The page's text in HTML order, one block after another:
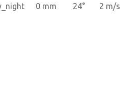
0 mm 24° 2 m/s